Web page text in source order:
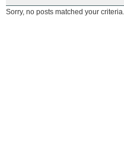
Sorry, no posts matched your criteria.